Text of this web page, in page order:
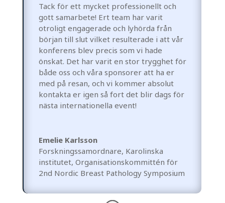
Tack för ett mycket professionellt och
gott samarbete! Ert team har varit
otroligt engagerade och lyhörda från
början till slut vilket resulterade i att vår
konferens blev precis som vi hade
önskat. Det har varit en stor trygghet för
både oss och våra sponsorer att ha er
med på resan, och vi kommer absolut
kontakta er igen så fort det blir dags för
nästa internationella event!
Emelie Karlsson
Forskningssamordnare, Karolinska
institutet, Organisationskommittén för
2nd Nordic Breast Pathology Symposium